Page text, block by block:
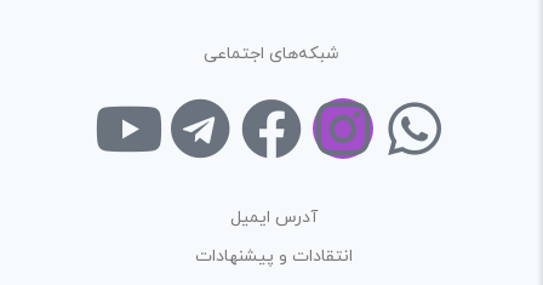
شبکه‌های اجتماعی
آدرس ایمیل
انتقادات و پیشنهادات